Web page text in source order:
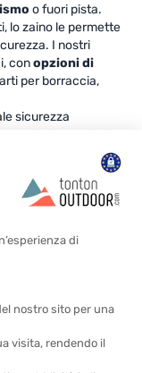
o fuori pista.
lo zaino le permette
I nostri
conopzioni di
per borraccia,
sicurezza
da sci e il
il suo
. Grazie alla nostra
in montagna sarà
o sicurezza. Allora,
il casco e lasci